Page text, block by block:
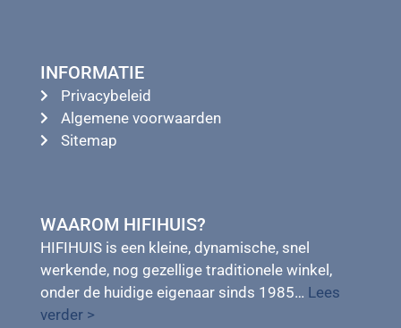
INFORMATIE
Privacybeleid
Algemene voorwaarden
Sitemap
WAAROM HIFIHUIS?
HIFIHUIS is een kleine, dynamische, snel
werkende, nog gezellige traditionele winkel,
onder de huidige eigenaar sinds 1985… Lees
verder >